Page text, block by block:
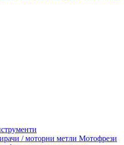
/ моторни метли Мотофрези